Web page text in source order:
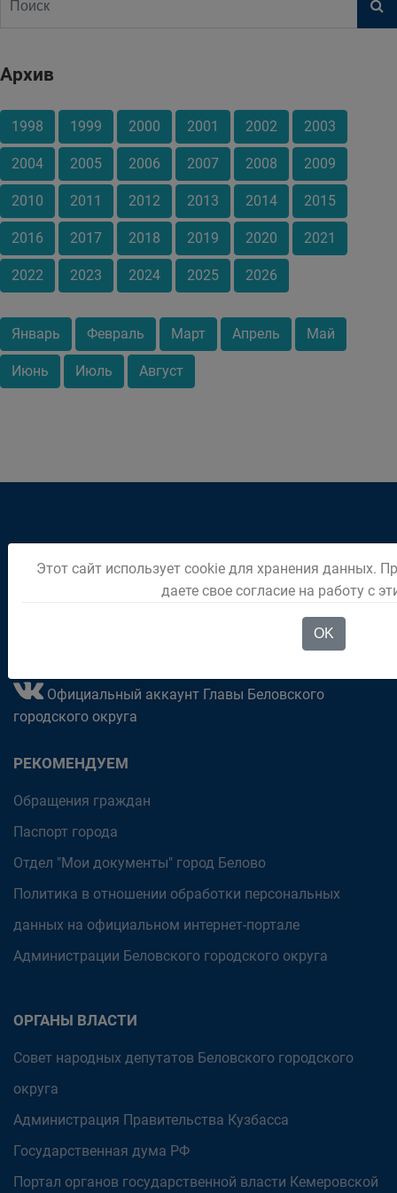
Архив
1998 1999 2000 2001 2002 2003
2004 2005 2006 2007 2008 2009
2010 2011 2012 2013 2014 2015
2016 2017 2018 2019 2020 2021
2022 2023 2024 2025 2026
Январь Февраль Март Апрель Май
Июнь Июль Август
дежурный (38452) 2-01-96
652600, Кемеровская обл., г. Белово, ул. Советская, 21
Официальный аккаунт Главы Беловского
городского округа
РЕКОМЕНДУЕМ
Обращения граждан
Паспорт города
Отдел "Мои документы" город Белово
Политика в отношении обработки персональных
данных на официальном интернет-портале
Администрации Беловского городского округа
ОРГАНЫ ВЛАСТИ
Совет народных депутатов Беловского городского
округа
Администрация Правительства Кузбасса
Государственная дума РФ
Портал органов государственной власти Кемеровской
Этот сайт использует cookie для хранения данных.
даете свое согласие на работу с
OK